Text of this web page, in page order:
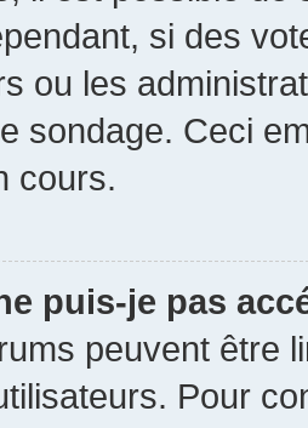
si des
ou les
sondage. Ceci
cours.
puis-je pas
peuvent être
Pour